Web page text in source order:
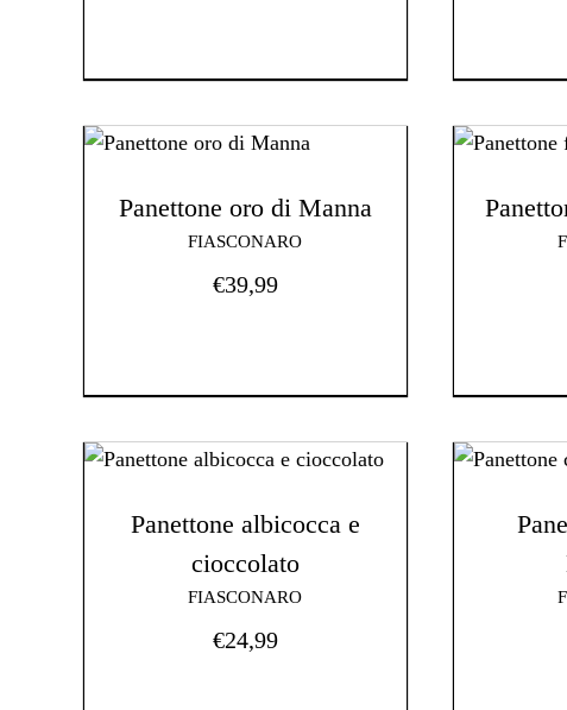
Panettone oro di Manna
FIASCONARO
€39,99
Panettone albicocca e
cioccolato
FIASCONARO
€24,99